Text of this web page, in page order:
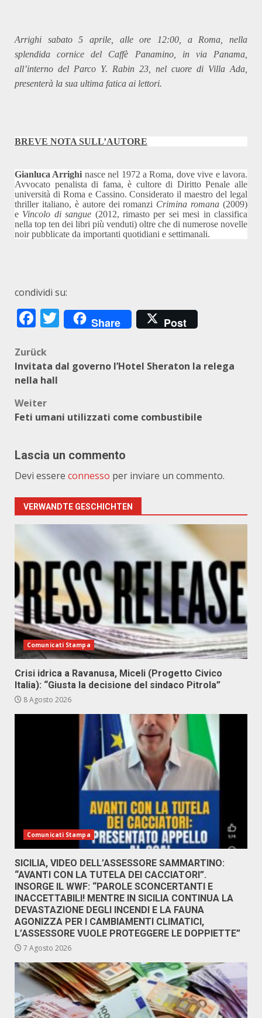
Arrighi sabato 5 aprile, alle ore 12:00, a Roma, nella
splendida cornice del Caffè Panamino, in via Panama,
all’interno del Parco Y. Rabin 23, nel cuore di Villa Ada,
presenterà la sua ultima fatica ai lettori.
BREVE NOTA SULL’AUTORE
Gianluca Arrighi nasce nel 1972 a Roma, dove vive e lavora.
Avvocato penalista di fama, è cultore di Diritto Penale alle
università di Roma e Cassino. Considerato il maestro del legal
thriller italiano, è autore dei romanzi Crimina romana (2009)
e Vincolo di sangue (2012, rimasto per sei mesi in classifica
nella top ten dei libri più venduti) oltre che di numerose novelle
noir pubblicate da importanti quotidiani e settimanali.
condividi su:
Facebook
Twitter
Share Post
Beitragsnavigation
Zurück
Invitata dal governo l’Hotel Sheraton la relega
nella hall
Weiter
Feti umani utilizzati come combustibile
Lascia un commento
Devi essere connesso per inviare un commento.
VERWANDTE GESCHICHTEN
Comunicati Stampa
Crisi idrica a Ravanusa, Miceli (Progetto Civico
Italia): “Giusta la decisione del sindaco Pitrola”
8 Agosto 2026
Comunicati Stampa
SICILIA, VIDEO DELL’ASSESSORE SAMMARTINO:
“AVANTI CON LA TUTELA DEI CACCIATORI”.
INSORGE IL WWF: “PAROLE SCONCERTANTI E
INACCETTABILI! MENTRE IN SICILIA CONTINUA LA
DEVASTAZIONE DEGLI INCENDI E LA FAUNA
AGONIZZA PER I CAMBIAMENTI CLIMATICI,
L’ASSESSORE VUOLE PROTEGGERE LE DOPPIETTE”
7 Agosto 2026